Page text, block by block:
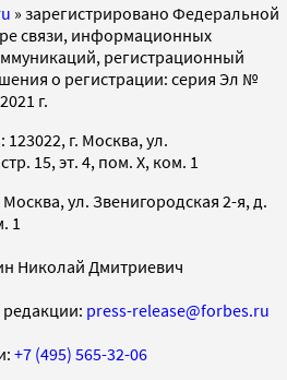
» зарегистрировано Федеральной
связи, информационных
регистрационный
о регистрации: серия Эл №
г.
г. Москва, ул.
15, эт. 4, пом. X, ком. 1
ул. Звенигородская 2-я, д.
1
Николай Дмитриевич
press-release@forbes.ru
+7 (495) 565-32-06